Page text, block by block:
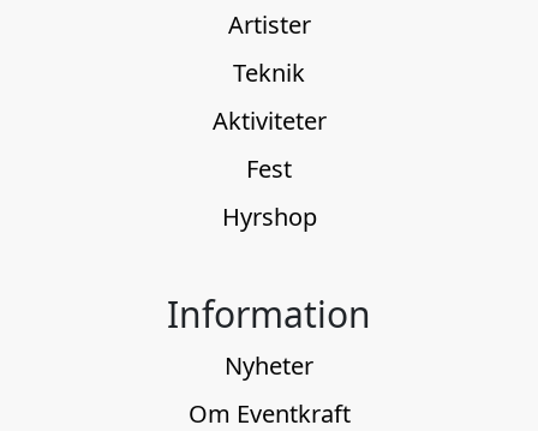
Artister
Teknik
Aktiviteter
Fest
Hyrshop
Information
Nyheter
Om Eventkraft